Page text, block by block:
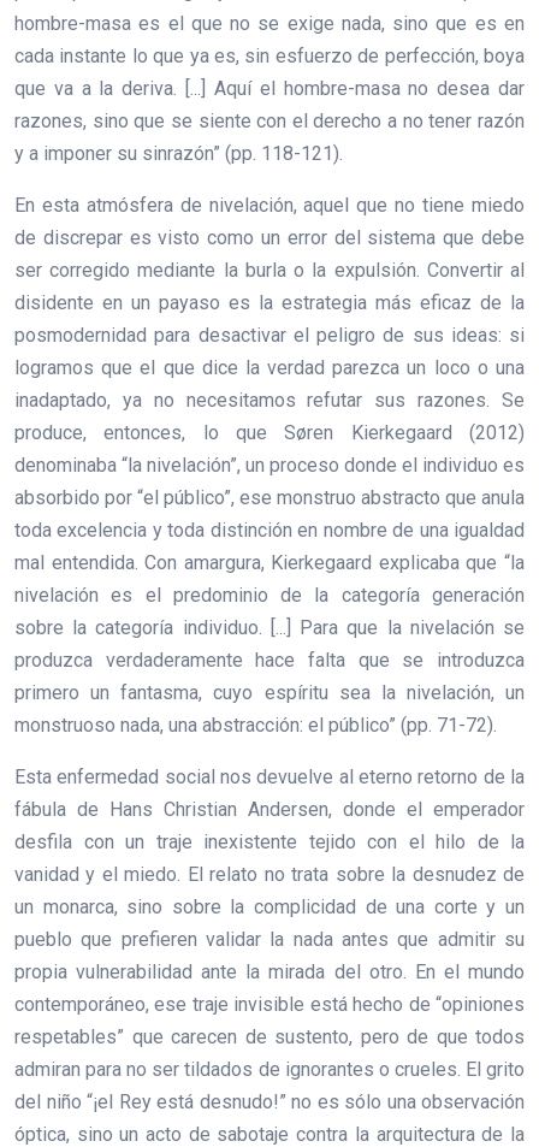
hombre-masa es el que no se exige nada, sino que es en
cada instante lo que ya es, sin esfuerzo de perfección, boya
que va a la deriva. [...] Aquí el hombre-masa no desea dar
razones, sino que se siente con el derecho a no tener razón
y a imponer su sinrazón” (pp. 118-121).
En esta atmósfera de nivelación, aquel que no tiene miedo
de discrepar es visto como un error del sistema que debe
ser corregido mediante la burla o la expulsión. Convertir al
disidente en un payaso es la estrategia más eficaz de la
posmodernidad para desactivar el peligro de sus ideas: si
logramos que el que dice la verdad parezca un loco o una
inadaptado, ya no necesitamos refutar sus razones. Se
produce, entonces, lo que Søren Kierkegaard (2012)
denominaba “la nivelación”, un proceso donde el individuo es
absorbido por “el público”, ese monstruo abstracto que anula
toda excelencia y toda distinción en nombre de una igualdad
mal entendida. Con amargura, Kierkegaard explicaba que “la
nivelación es el predominio de la categoría generación
sobre la categoría individuo. [...] Para que la nivelación se
produzca verdaderamente hace falta que se introduzca
primero un fantasma, cuyo espíritu sea la nivelación, un
monstruoso nada, una abstracción: el público” (pp. 71-72).
Esta enfermedad social nos devuelve al eterno retorno de la
fábula de Hans Christian Andersen, donde el emperador
desfila con un traje inexistente tejido con el hilo de la
vanidad y el miedo. El relato no trata sobre la desnudez de
un monarca, sino sobre la complicidad de una corte y un
pueblo que prefieren validar la nada antes que admitir su
propia vulnerabilidad ante la mirada del otro. En el mundo
contemporáneo, ese traje invisible está hecho de “opiniones
respetables” que carecen de sustento, pero de que todos
admiran para no ser tildados de ignorantes o crueles. El grito
del niño “¡el Rey está desnudo!” no es sólo una observación
óptica, sino un acto de sabotaje contra la arquitectura de la